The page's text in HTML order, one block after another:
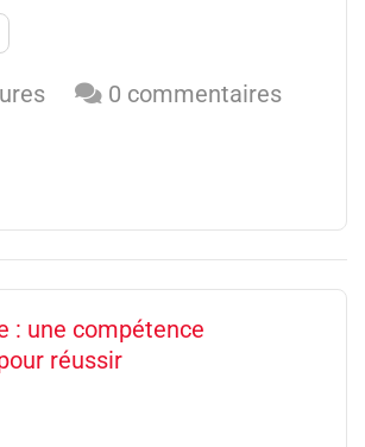
0 commentaires
: une compétence
réussir